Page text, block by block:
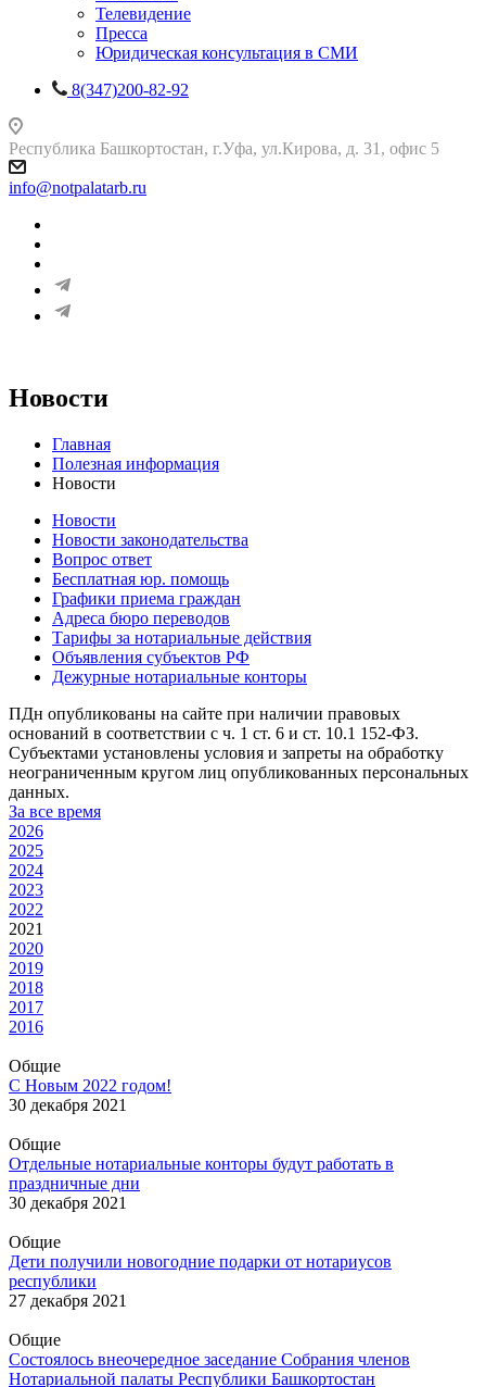
Телевидение
Пресса
Юридическая консультация в СМИ
8(347)200-82-92
Республика Башкортостан, г.Уфа, ул.Кирова, д. 31, офис 5
info@notpalatarb.ru
Новости
Главная
Полезная информация
Новости
Новости
Новости законодательства
Вопрос ответ
Бесплатная юр. помощь
Графики приема граждан
Адреса бюро переводов
Тарифы за нотариальные действия
Объявления субъектов РФ
Дежурные нотариальные конторы
ПДн опубликованы на сайте при наличии правовых
оснований в соответствии с ч. 1 ст. 6 и ст. 10.1 152-ФЗ.
Субъектами установлены условия и запреты на обработку
неограниченным кругом лиц опубликованных персональных
данных.
За все время
2026
2025
2024
2023
2022
2021
2020
2019
2018
2017
2016
Общие
С Новым 2022 годом!
30 декабря 2021
Общие
Отдельные нотариальные конторы будут работать в
праздничные дни
30 декабря 2021
Общие
Дети получили новогодние подарки от нотариусов
республики
27 декабря 2021
Общие
Состоялось внеочередное заседание Собрания членов
Нотариальной палаты Республики Башкортостан